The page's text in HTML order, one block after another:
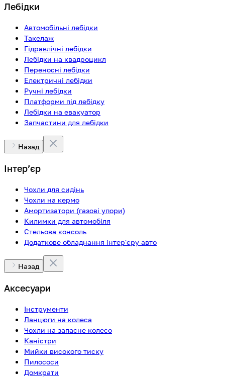
Лебідки
Автомобільні лебідки
Такелаж
Гідравлічні лебідки
Лебідки на квадроцикл
Переносні лебідки
Електричні лебідки
Ручні лебідки
Платформи під лебідку
Лебідки на евакуатор
Запчастини для лебідки
Назад
Інтерʼєр
Чохли для сидінь
Чохли на кермо
Амортизатори (газові упори)
Килимки для автомобіля
Стельова консоль
Додаткове обладнання інтер'єру авто
Назад
Аксесуари
Інструменти
Ланцюги на колеса
Чохли на запасне колесо
Каністри
Мийки високого тиску
Пилососи
Домкрати